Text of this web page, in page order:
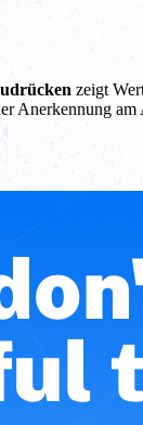
zeigt
Anerkennung am